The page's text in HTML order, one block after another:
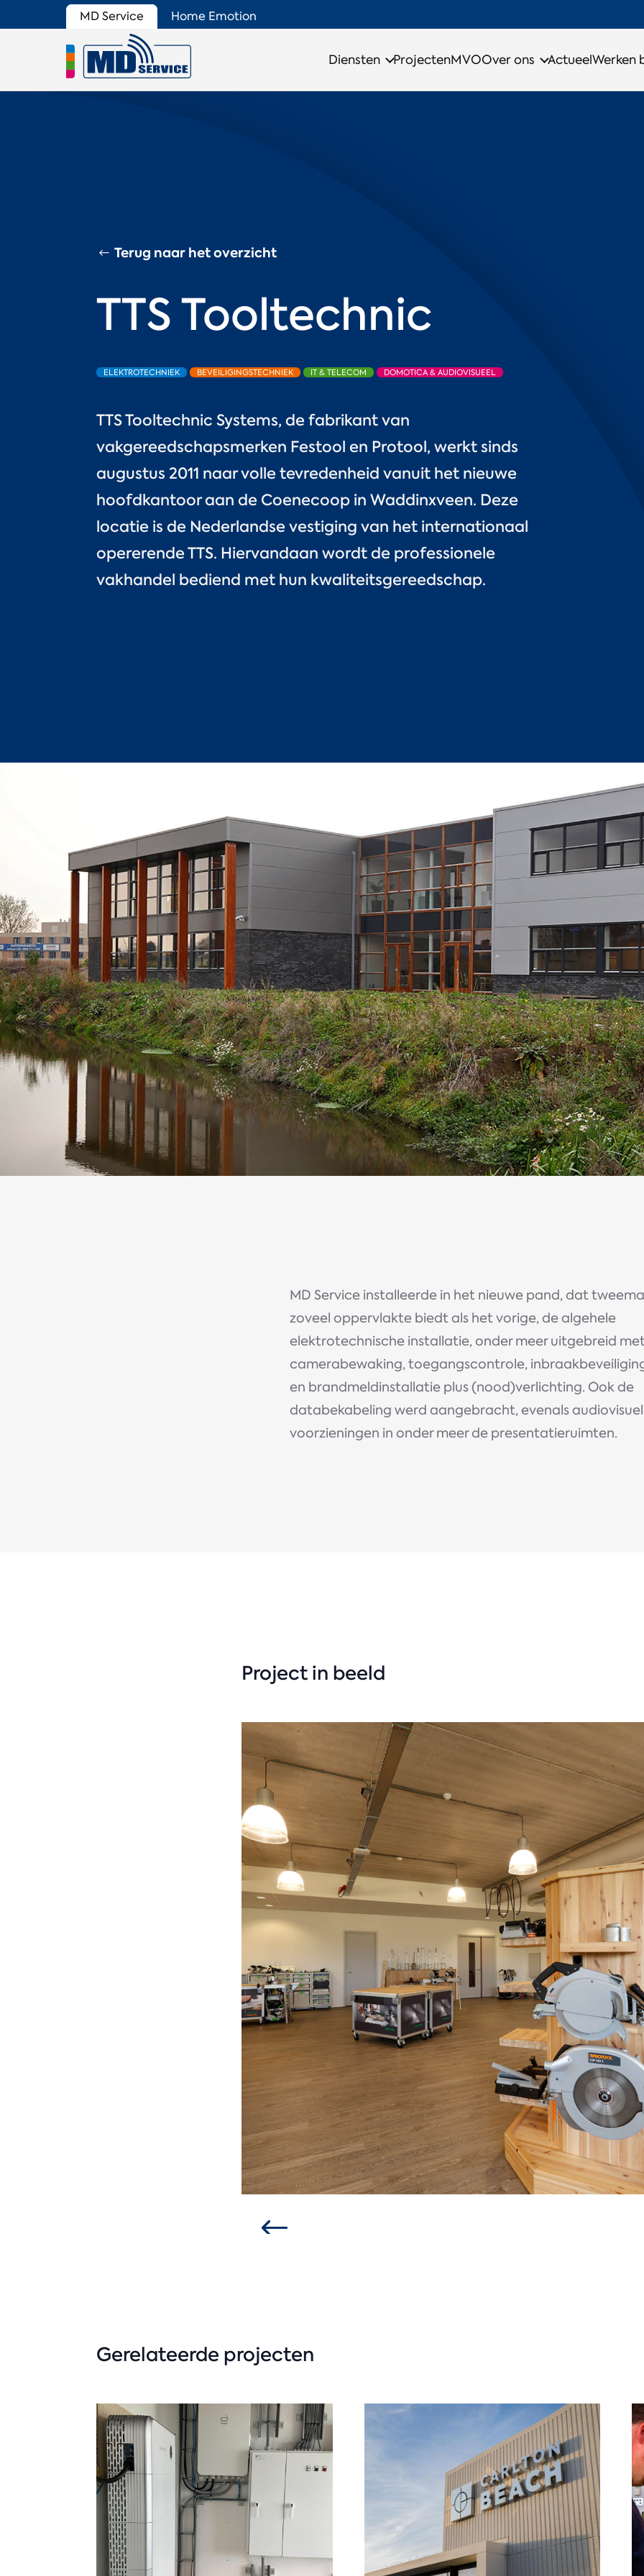
MD Service Home Emotion
Diensten ProjectenMVOOver ons ActueelWerken
Terug naar het overzicht
TTS Tooltechnic
ELEKTROTECHNIEK BEVEILIGINGSTECHNIEK IT & TELECOM DOMOTICA & AUDIOVISUEEL
TTS Tooltechnic Systems, de fabrikant van
vakgereedschapsmerken Festool en Protool, werkt sinds
augustus 2011 naar volle tevredenheid vanuit het nieuwe
hoofdkantoor aan de Coenecoop in Waddinxveen. Deze
locatie is de Nederlandse vestiging van het internationaal
opererende TTS. Hiervandaan wordt de professionele
vakhandel bediend met hun kwaliteitsgereedschap.
MD Service installeerde in het nieuwe pand, dat
zoveel oppervlakte biedt als het vorige, de algehele
elektrotechnische installatie, onder meer uitgebreid
camerabewaking, toegangscontrole,
en brandmeldinstallatie plus (nood)verlichting. Ook de
databekabeling werd aangebracht, evenals
voorzieningen in onder meer de presentatieruimten.
Project in beeld
Gerelateerde projecten